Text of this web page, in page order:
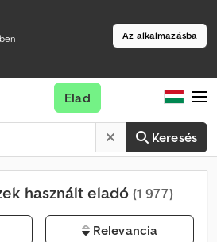
Az alkalmazásba
Keresés
Elad
használt eladó (1 977)
Relevancia